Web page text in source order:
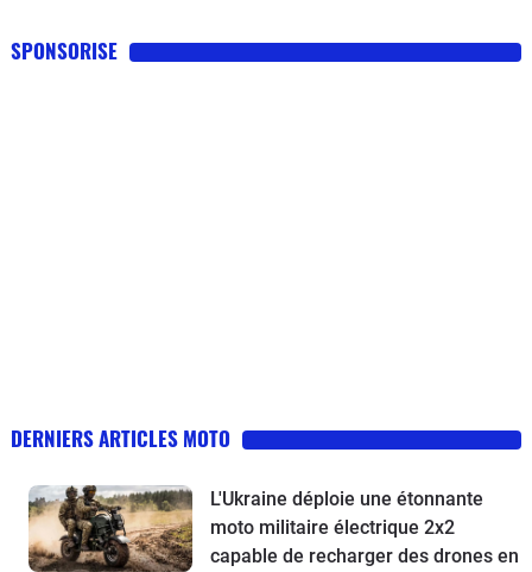
SPONSORISE
DERNIERS ARTICLES MOTO
L'Ukraine déploie une étonnante
moto militaire électrique 2x2
capable de recharger des drones en